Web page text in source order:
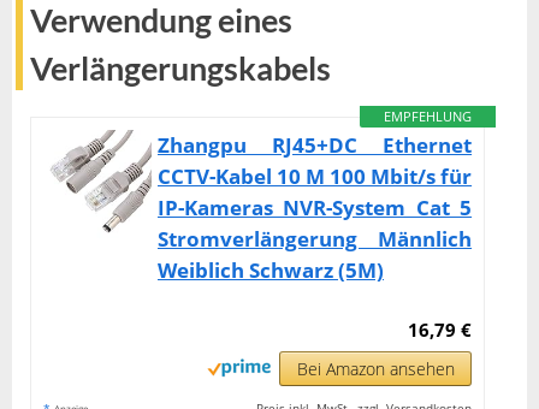
Verwendung eines
Verlängerungskabels
EMPFEHLUNG
Zhangpu RJ45+DC Ethernet
CCTV-Kabel 10 M 100 Mbit/s für
IP-Kameras NVR-System Cat 5
Stromverlängerung Männlich
Weiblich Schwarz (5M)
16,79 €
Bei Amazon ansehen